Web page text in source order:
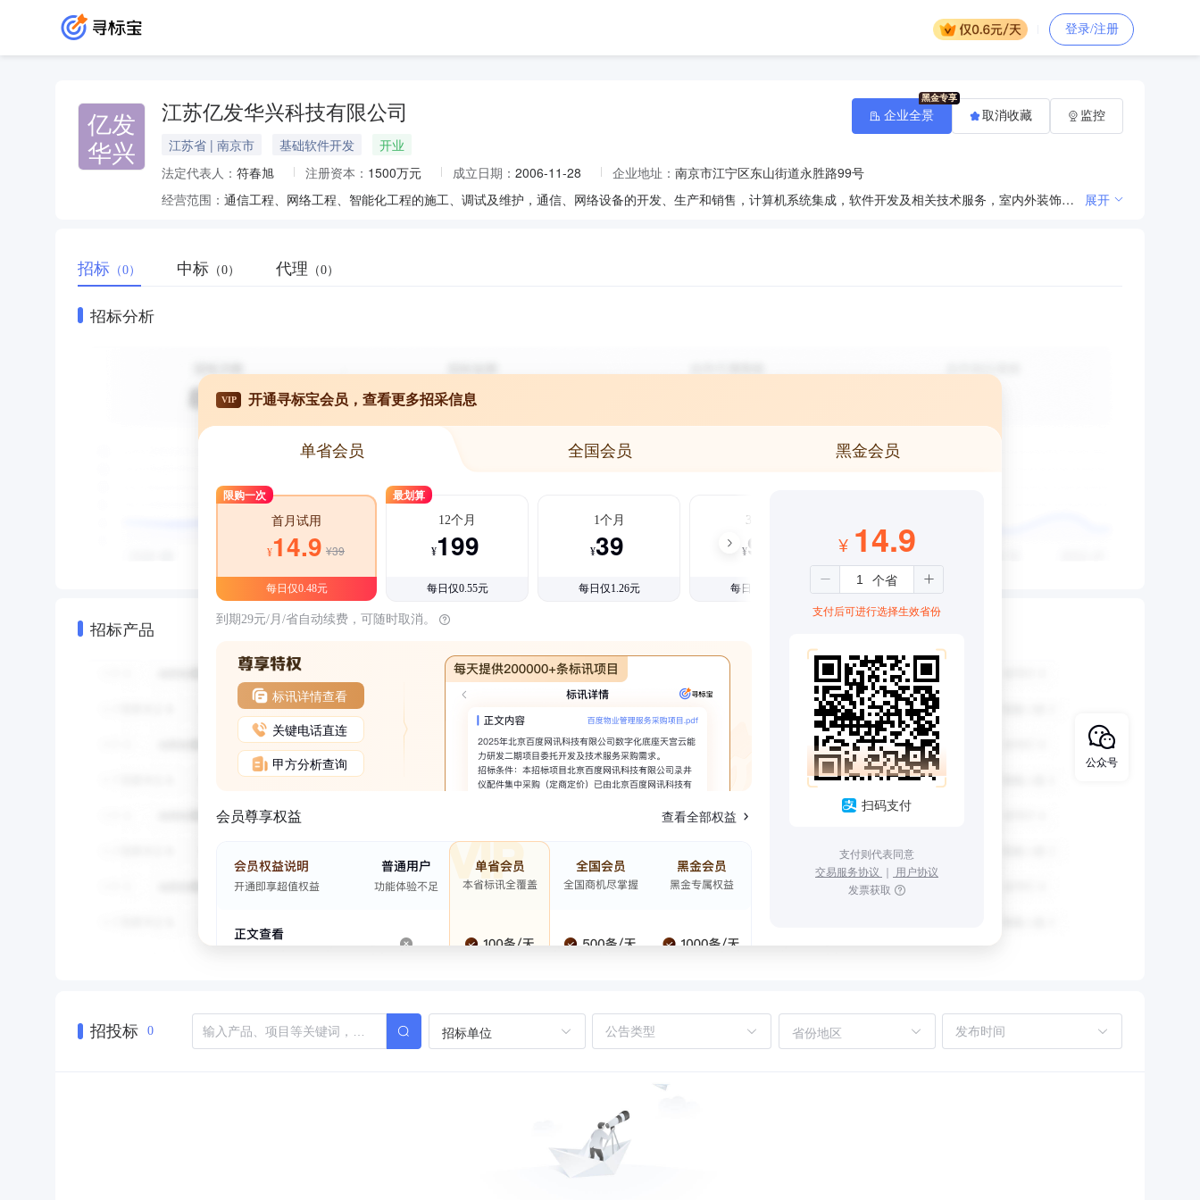
登录/注册
亿发
华兴
江苏亿发华兴科技有限公司
江苏省 | 南京市 基础软件开发
开业
法定代表人： 符春旭 注册资本： 1500万元 成立日期： 2006-11-28 企业地址： 南京市江宁区东山街道永胜路99号
经营范围：
通信工程、网络工程、智能化工程的施工、调试及维护，通信、网络设备的开发、生产和销售，计算机系统集成，软件开发及相关技术服务，室内外装饰工程设计、施工，道路工程、房屋建筑工程施工，非学历职业技能培训。（依法须经批准的项目，经相关部门批准后方可开展经营活动） 展开
企业全景 取消收藏 监控
招标 （0） 中标 （0） 代理 （0）
招标分析
招标产品
VIP 开通寻标宝会员，查看更多招采信息
单省会员 全国会员 黑金会员
限购一次
首月试用
¥14.9 ¥39
每日仅0.48元
最划算
12个月
¥199
每日仅0.55元
1个月
¥39
每日仅1.26元
3个月
¥99
每日仅1.08元
到期29元/月/省自动续费，可随时取消。
标讯详情查看
关键电话直连
甲方分析查询
会员尊享权益 查看全部权益
¥ 14.9
支付后可进行选择生效省份
扫码支付
支付则代表同意
交易服务协议 ｜ 用户协议
发票获取
招投标 0 招标单位 省份地区
公众号